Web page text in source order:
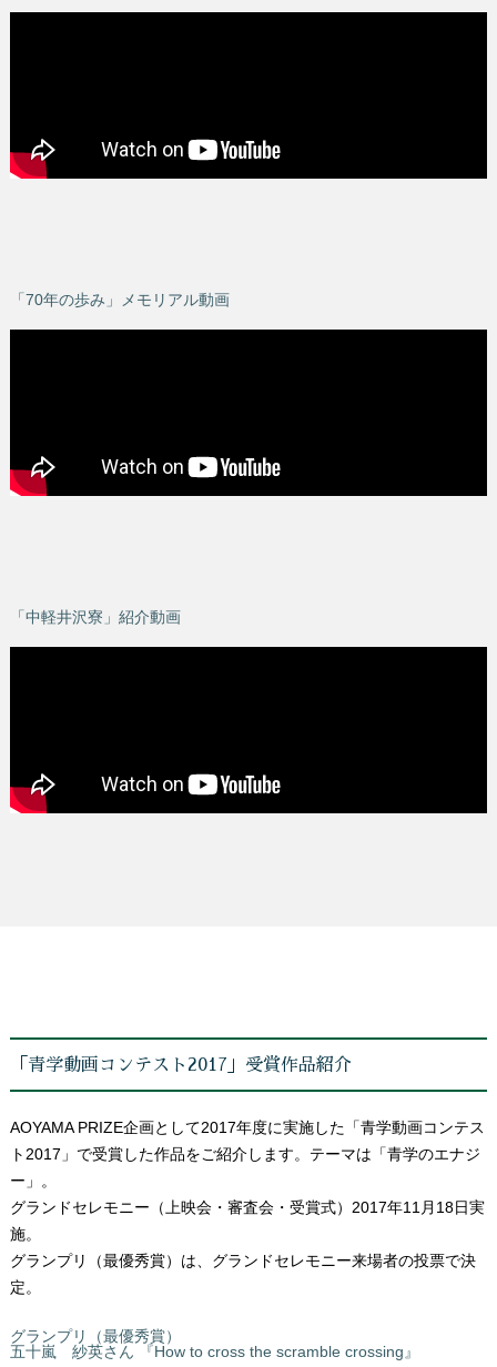
「70年の歩み」メモリアル動画
「中軽井沢寮」紹介動画
「青学動画コンテスト2017」受賞作品紹介
AOYAMA PRIZE企画として2017年度に実施した「青学動画コンテス
ト2017」で受賞した作品をご紹介します。テーマは「青学のエナジ
ー」。
グランドセレモニー（上映会・審査会・受賞式）2017年11月18日実
施。
グランプリ（最優秀賞）は、グランドセレモニー来場者の投票で決
定。
グランプリ（最優秀賞）
五十嵐 紗英さん 『How to cross the scramble crossing』